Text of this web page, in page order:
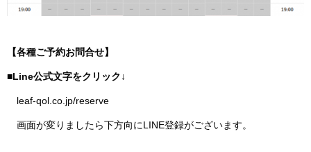
【各種ご予約お問合せ】
■Line公式文字をクリック↓
leaf-qol.co.jp/reserve
画面が変りましたら下方向にLINE登録がございます。